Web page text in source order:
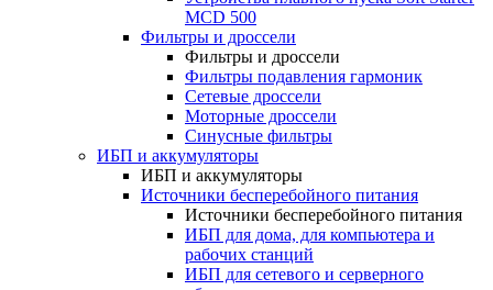
MCD 500
Фильтры и дроссели
Фильтры и дроссели
Фильтры подавления гармоник
Сетевые дроссели
Моторные дроссели
Синусные фильтры
ИБП и аккумуляторы
ИБП и аккумуляторы
Источники бесперебойного питания
Источники бесперебойного питания
ИБП для дома, для компьютера и
рабочих станций
ИБП для сетевого и серверного